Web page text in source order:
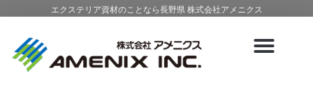
エクステリア資材のことなら長野県 株式会社アメニクス